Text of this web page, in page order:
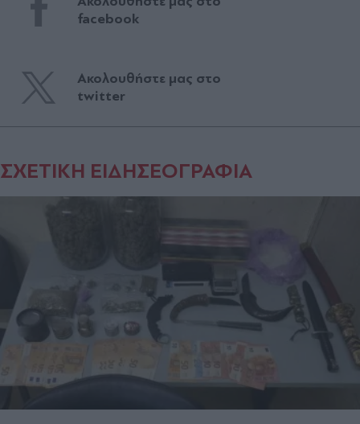
facebook
Ακολουθήστε μας στο
twitter
ΣΧΕΤΙΚΗ ΕΙΔΗΣΕΟΓΡΑΦΙΑ